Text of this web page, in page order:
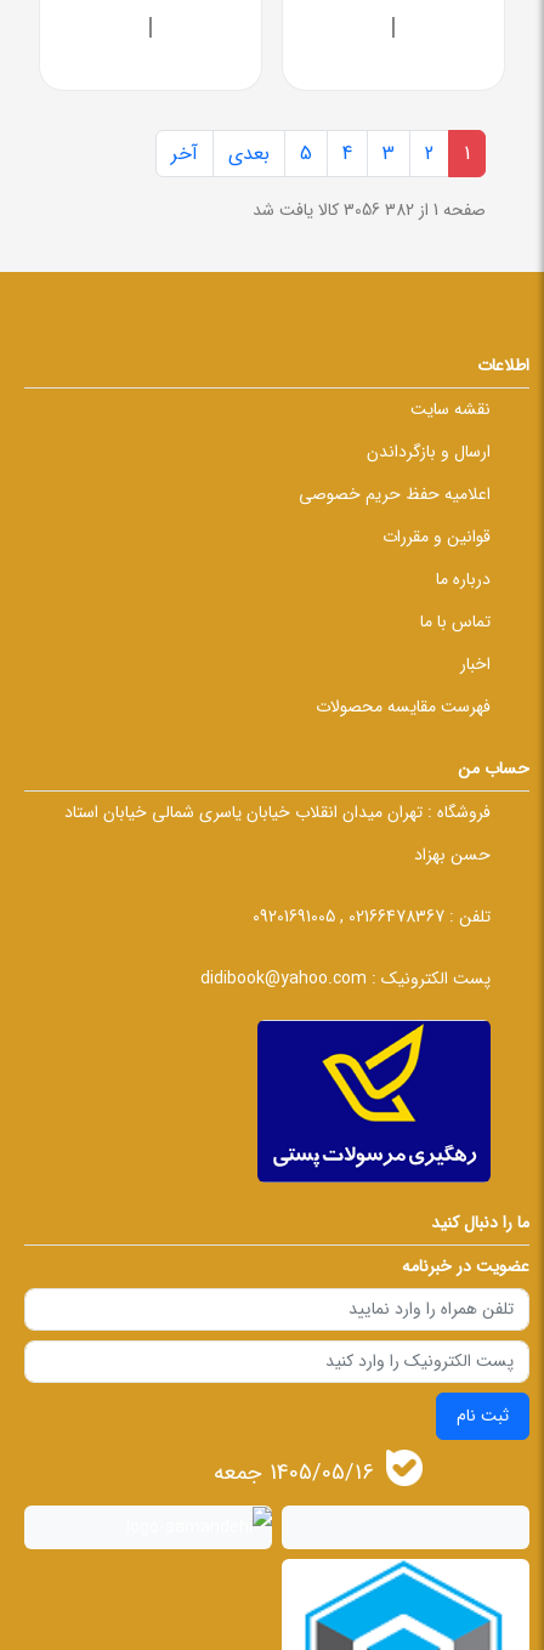
|
|
1
2
3
4
5 بعدی آخر
صفحه 1 از 382 3056 کالا یافت شد
اطلاعات
نقشه سایت
ارسال و بازگرداندن
اعلامیه حفظ حریم خصوصی
قوانین و مقررات
درباره ما
تماس با ما
اخبار
فهرست مقایسه محصولات
حساب من
فروشگاه : تهران میدان انقلاب خیابان یاسری شمالی خیابان استاد
حسن بهزاد
تلفن : 02166478367 , 09201691005
پست الکترونیک : didibook@yahoo.com
ما را دنبال کنید
عضویت در خبرنامه
ثبت نام
1405/05/16 جمعه